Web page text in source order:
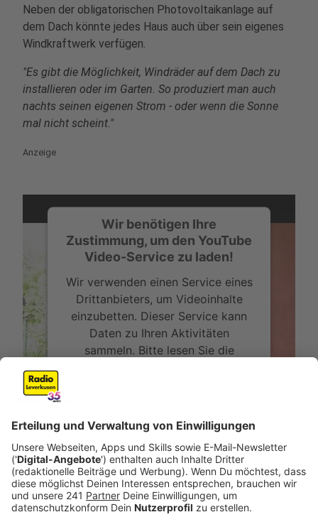
Neben der obligatorischen Photovoltaikanlage auf
dem Dach könnte jedes Haus auch über sein eigenes
Windkraftwerk verfügen.
"Es gibt die Möglichkeit, Windräder auf dem Dach zu
installieren oder im Garten. So produziert man auch
nachts seinen eigenen Strom - oder wenn die Sonne
mal nicht scheint."
Anzeige
Wir benötigen Ihre
Zustimmung, um den YouTube
Video-Service zu laden!
Wir verwenden einen Service eines
Drittanbieters, um Videoinhalte
einzubetten. Dieser Service kann
Daten zu Ihren Aktivitäten
sammeln. Bitte lesen Sie die
Mehr Informationen
Akzeptieren
powered byUsercentrics Consent
Management Platform
Leben mit dem Klimawandel: Die Architektin
Anzeige